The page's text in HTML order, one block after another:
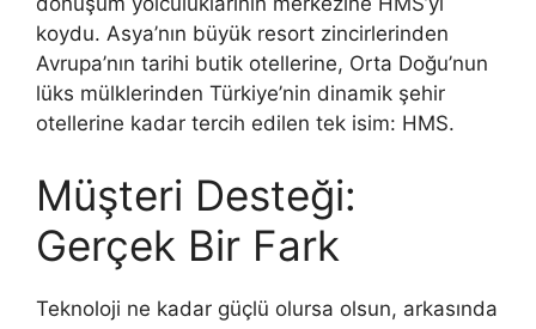
koydu. Asya’nın büyük resort zincirlerinden
Avrupa’nın tarihi butik otellerine, Orta Doğu’nun
lüks mülklerinden Türkiye’nin dinamik şehir
otellerine kadar tercih edilen tek isim: HMS.
Müşteri Desteği:
Gerçek Bir Fark
Teknoloji ne kadar güçlü olursa olsun, arkasında